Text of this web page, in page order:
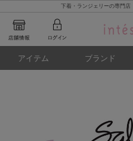
下着・ランジェリーの専
アイテム ブランド